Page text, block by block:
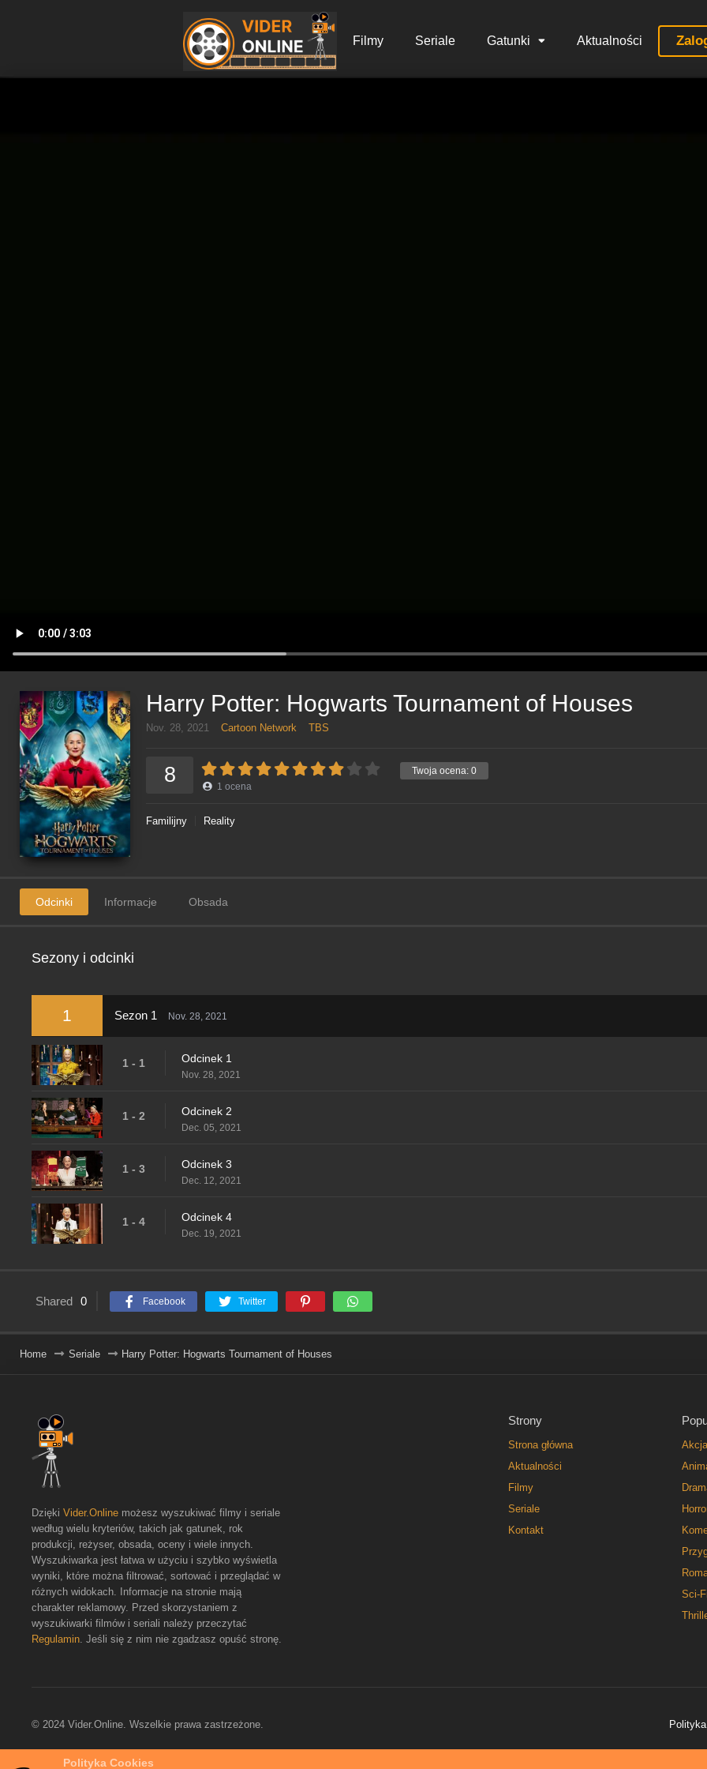
Filmy Seriale Gatunki Aktualności
Polityka Cookies
Harry Potter: Hogwarts Tournament of Houses
Nov. 28, 2021 Cartoon Network TBS
Twoja ocena: 0
8 1 ocena
Familijny Reality
Odcinki Informacje Obsada
Sezony i odcinki
1 Sezon 1 Nov. 28, 2021
1 - 1 Odcinek 1
Nov. 28, 2021
1 - 2 Odcinek 2
Dec. 05, 2021
1 - 3 Odcinek 3
Dec. 12, 2021
1 - 4 Odcinek 4
Dec. 19, 2021
Shared 0 Facebook Twitter
Home Seriale Harry Potter: Hogwarts Tournament of Houses
Strony
Strona główna
Aktualności
Filmy
Seriale
Kontakt
Akcja
Sci-
Dzięki Vider.Online możesz wyszukiwać filmy i seriale
według wielu kryteriów, takich jak gatunek, rok
produkcji, reżyser, obsada, oceny i wiele innych.
Wyszukiwarka jest łatwa w użyciu i szybko wyświetla
wyniki, które można filtrować, sortować i przeglądać w
różnych widokach. Informacje na stronie mają
charakter reklamowy. Przed skorzystaniem z
wyszukiwarki filmów i seriali należy przeczytać
Regulamin . Jeśli się z nim nie zgadzasz opuść stronę.
© 2024 Vider.Online. Wszelkie prawa zastrzeżone.